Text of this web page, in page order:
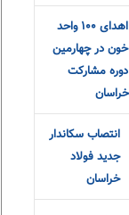
اهدای ۱۰۰ واحد
خون در چهارمین
دوره مشارکت
خراسان
انتصاب سکاندار
جدید فولاد
خراسان